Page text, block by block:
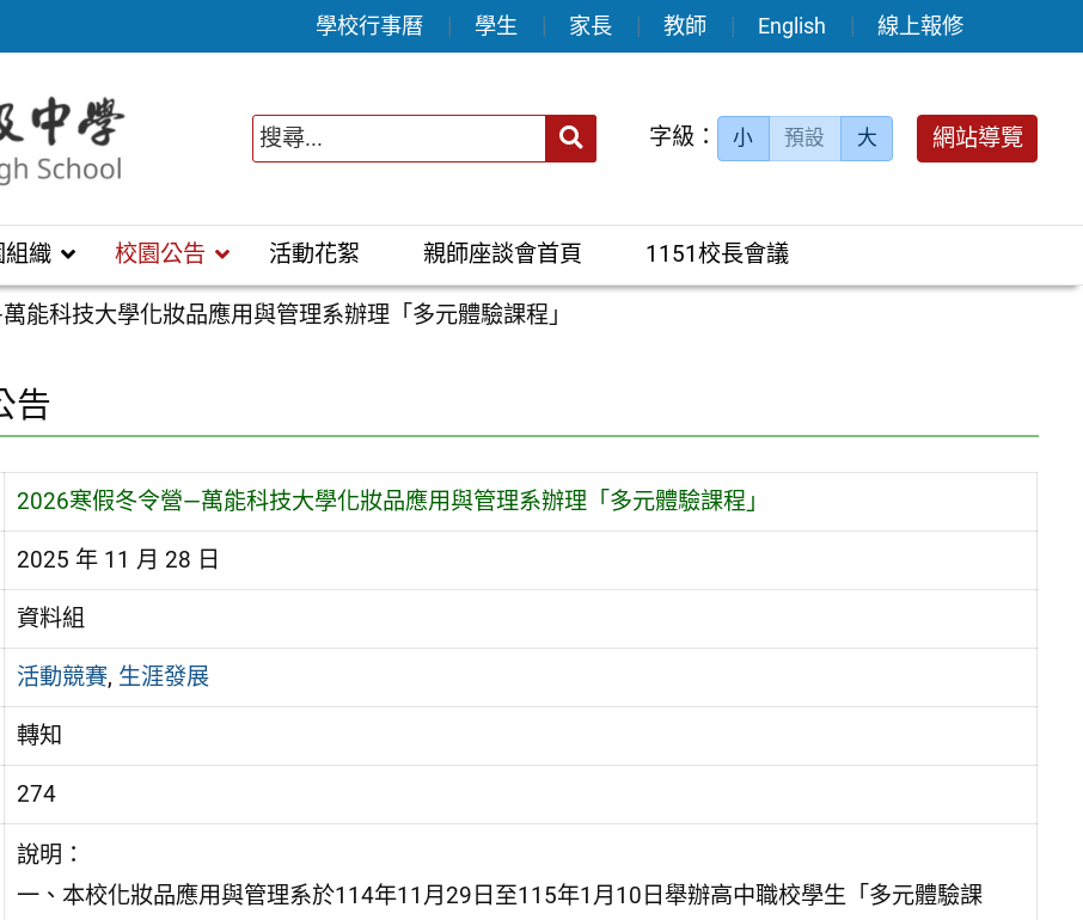
學校行事曆 學生 家長 教師 English 線上報修
送出 字級： 小 預設 大 網站導覽
組織 校園公告 活動花絮 親師座談會首頁 1151校長會議
能科技大學化妝品應用與管理系辦理「多元體驗課程」
告
2026寒假冬令營—萬能科技大學化妝品應用與管理系辦理「多元體驗課程」
2025 年 11 月 28 日
資料組
活動競賽, 生涯發展
轉知
274
說明：
一、本校化妝品應用與管理系於114年11月29日至115年1月10日舉辦高中職校學生「多元體驗課